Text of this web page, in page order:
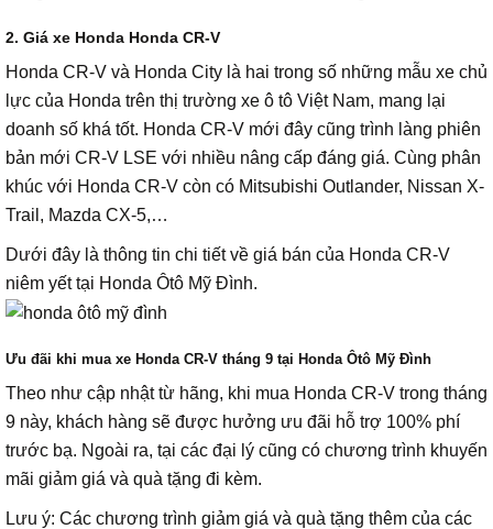
2. Giá xe Honda Honda CR-V
Honda CR-V và Honda City là hai trong số những mẫu xe chủ
lực của Honda trên thị trường xe ô tô Việt Nam, mang lại
doanh số khá tốt. Honda CR-V mới đây cũng trình làng phiên
bản mới CR-V LSE với nhiều nâng cấp đáng giá. Cùng phân
khúc với Honda CR-V còn có Mitsubishi Outlander, Nissan X-
Trail, Mazda CX-5,…
Dưới đây là thông tin chi tiết về giá bán của Honda CR-V
niêm yết tại Honda Ôtô Mỹ Đình.
Ưu đãi khi mua xe Honda CR-V tháng 9 tại Honda Ôtô Mỹ Đình
Theo như cập nhật từ hãng, khi mua Honda CR-V trong tháng
9 này, khách hàng sẽ được hưởng ưu đãi hỗ trợ 100% phí
trước bạ. Ngoài ra, tại các đại lý cũng có chương trình khuyến
mãi giảm giá và quà tặng đi kèm.
Lưu ý: Các chương trình giảm giá và quà tặng thêm của các